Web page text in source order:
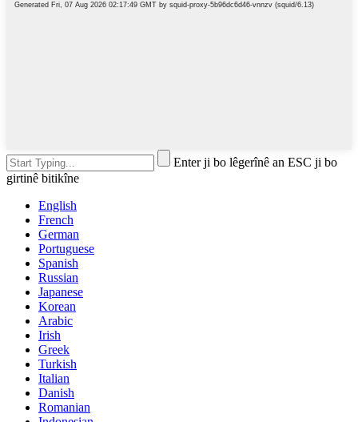
Enter ji bo lêgerînê an ESC ji bo
girtinê bitikîne
English
French
German
Portuguese
Spanish
Russian
Japanese
Korean
Arabic
Irish
Greek
Turkish
Italian
Danish
Romanian